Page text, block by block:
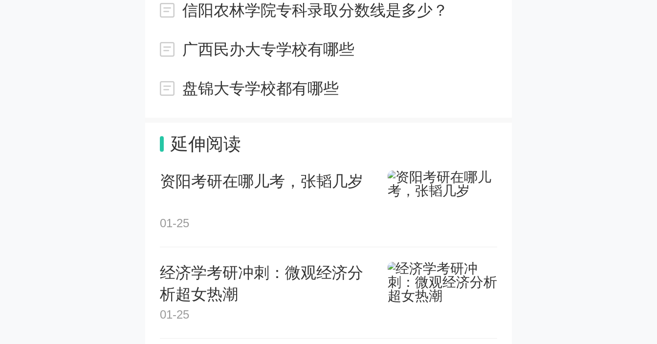
能打的一个学校。所以，你如果按趋势发展来
说，IC之名其实也配得住。当然，这只是英区地
周知。这也就造就了ic现在的无双热度。
IC这个学校之所以难申，录取比低，主要还是学
太会创收，或者水学生进去。所以，ic的捡漏专
业，基本也没有，只有零星的几个，现在也慢慢
信阳农林学院专科录取分数线是多少？
广西民办大专学校有哪些
盘锦大专学校都有哪些
延伸阅读
资阳考研在哪儿考，张韬几岁
01-25
经济学考研冲刺：微观经济分
析超女热潮
01-25